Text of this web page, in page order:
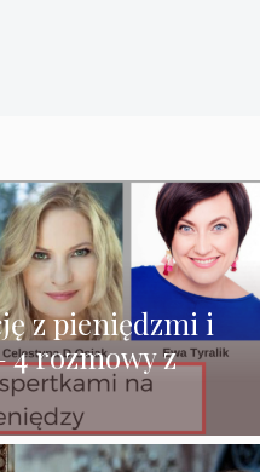
z pieniędzmi i
4 rozmowy z